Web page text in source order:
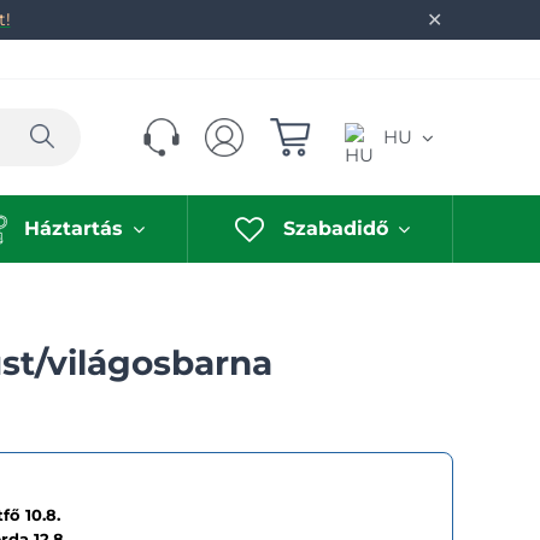
✕
Keresés HU
Háztartás Szabadidő
világosbarna
10.8.